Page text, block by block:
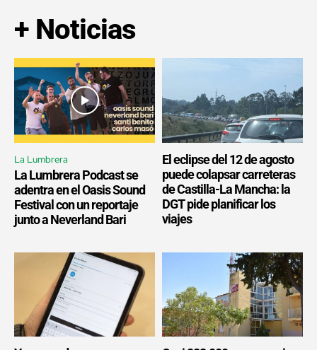
+ Noticias
La Lumbrera
La Lumbrera Podcast se
adentra en el Oasis Sound
Festival con un reportaje
junto a Neverland Bari
El eclipse del 12 de agosto
puede colapsar carreteras
de Castilla-La Mancha: la
DGT pide planificar los
viajes